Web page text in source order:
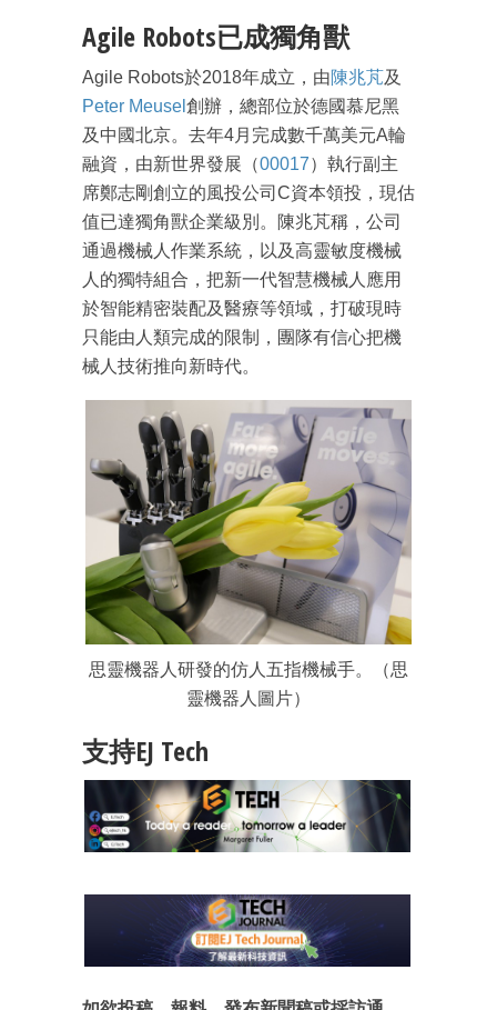
Agile Robots已成獨角獸
Agile Robots於2018年成立，由陳兆芃及
Peter Meusel 創辦，總部位於德國慕尼黑
及中國北京。去年4月完成數千萬美元A輪
融資，由新世界發展（00017）執行副主
席鄭志剛創立的風投公司C資本領投，現估
值已達獨角獸企業級別。陳兆芃稱，公司
通過機械人作業系統，以及高靈敏度機械
人的獨特組合，把新一代智慧機械人應用
於智能精密裝配及醫療等領域，打破現時
只能由人類完成的限制，團隊有信心把機
械人技術推向新時代。
思靈機器人研發的仿人五指機械手。（思
靈機器人圖片）
支持EJ Tech
成為 EJ Tech 會員